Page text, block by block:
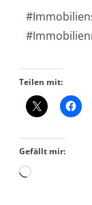
Teilen mit:
Gefällt mir: